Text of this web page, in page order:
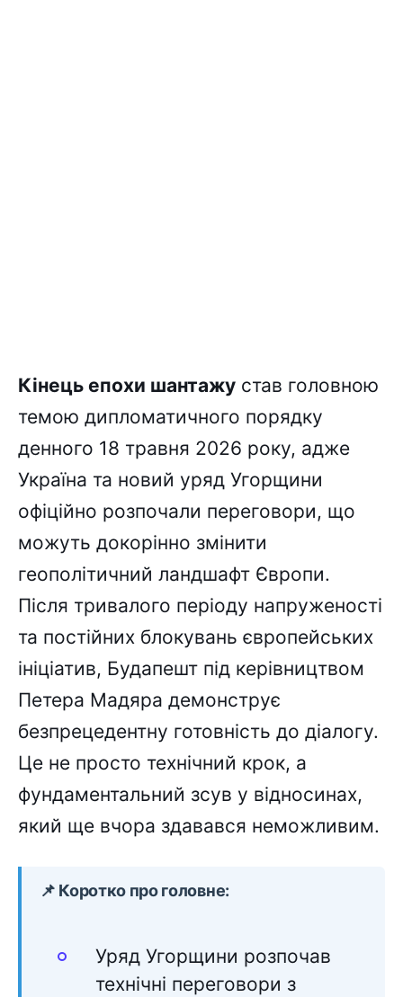
Кінець епохи шантажу став головною
темою дипломатичного порядку
денного 18 травня 2026 року, адже
Україна та новий уряд Угорщини
офіційно розпочали переговори, що
можуть докорінно змінити
геополітичний ландшафт Європи.
Після тривалого періоду напруженості
та постійних блокувань європейських
ініціатив, Будапешт під керівництвом
Петера Мадяра демонструє
безпрецедентну готовність до діалогу.
Це не просто технічний крок, а
фундаментальний зсув у відносинах,
який ще вчора здавався неможливим.
📌 Коротко про головне:
Уряд Угорщини розпочав
технічні переговори з